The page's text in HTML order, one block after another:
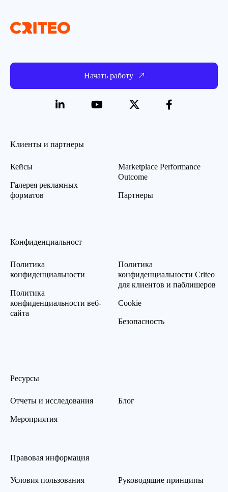
Начать работу
Клиенты и партнеры
Кейсы
Галерея рекламных
форматов
Marketplace Performance
Outcome
Партнеры
Конфиденциальност
Политика
конфиденциальности
Политика
конфиденциальности веб-
сайта
Политика
конфиденциальности Criteo
для клиентов и паблишеров
Cookie
Безопасность
Ресурсы
Отчеты и исследования
Мероприятия
Блог
Правовая информация
Условия пользования Руководящие принципы